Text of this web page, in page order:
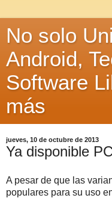
No solo
Android,
Software
más
jueves, 10 de octubre de 2013
Ya disponible
A pesar de que las
populares para su uso